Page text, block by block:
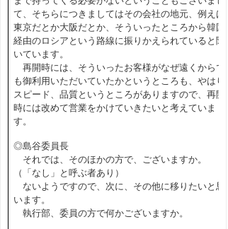
て、そちらにつきましてはその会社の地元、例えば
東京だとか大阪だとか、そういったところから韓国
経由のロシアという路線に振りかえられていると聞
いています。
再開時には、そういったお客様がなぜ遠くからで
も御利用いただいていたかというところも、やはり
スピード、品質というところがありますので、再開
時には改めて営業をかけていきたいと考えていま
す。
◎島谷委員長
それでは、そのほかの方で、ございますか。
（「なし」と呼ぶ者あり）
ないようですので、次に、その他に移りたいと思
います。
執行部、委員の方で何かございますか。